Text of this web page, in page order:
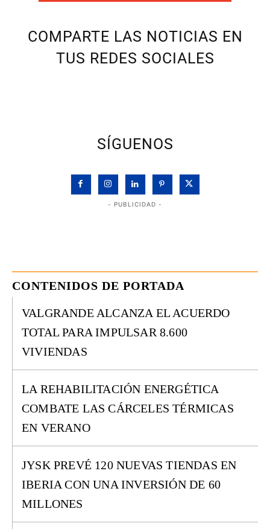
COMPARTE LAS NOTICIAS EN
TUS REDES SOCIALES
SÍGUENOS
- PUBLICIDAD -
CONTENIDOS DE PORTADA
VALGRANDE ALCANZA EL ACUERDO
TOTAL PARA IMPULSAR 8.600
VIVIENDAS
LA REHABILITACIÓN ENERGÉTICA
COMBATE LAS CÁRCELES TÉRMICAS
EN VERANO
JYSK PREVÉ 120 NUEVAS TIENDAS EN
IBERIA CON UNA INVERSIÓN DE 60
MILLONES